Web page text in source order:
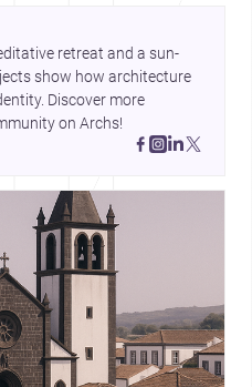
retreat and a sun-
show how architecture
Discover more
on Archs!